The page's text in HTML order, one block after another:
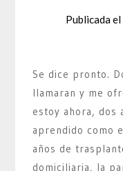
Publicada el
Se dice pronto.
llamaran y me
estoy ahora, dos
aprendido como
años de
domiciliaria, la